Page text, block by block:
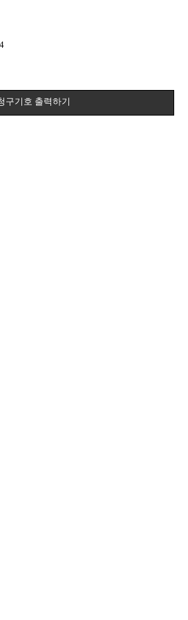
구기호 출력하기